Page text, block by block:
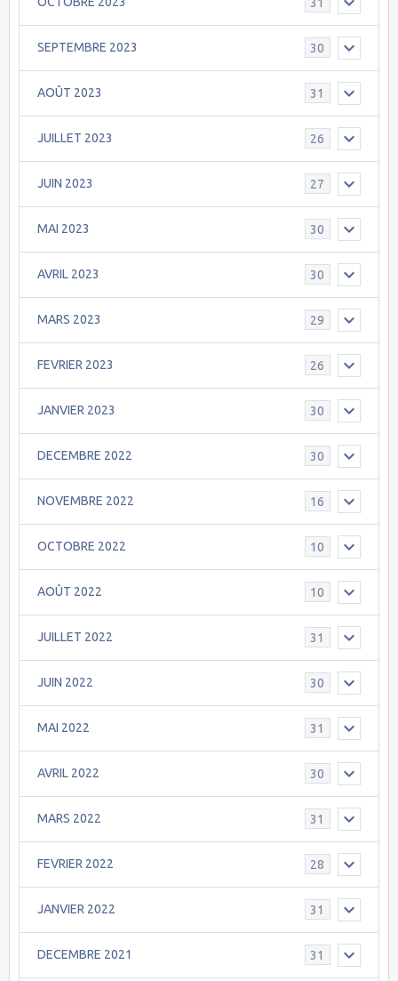
SEPTEMBRE 2023 30
AOÛT 2023 31
JUILLET 2023 26
JUIN 2023 27
MAI 2023 30
AVRIL 2023 30
MARS 2023 29
FEVRIER 2023 26
JANVIER 2023 30
DECEMBRE 2022 30
NOVEMBRE 2022 16
OCTOBRE 2022 10
AOÛT 2022 10
JUILLET 2022 31
JUIN 2022 30
MAI 2022 31
AVRIL 2022 30
MARS 2022 31
FEVRIER 2022 28
JANVIER 2022 31
DECEMBRE 2021 31